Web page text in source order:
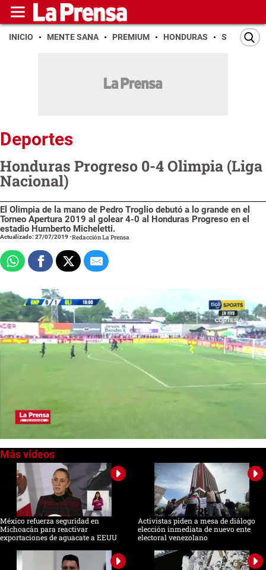
INICIO MENTE SANA PREMIUM HONDURAS SAN PEDRO
Deportes
Honduras Progreso 0-4 Olimpia (Liga
Nacional)
El Olimpia de la mano de Pedro Troglio debutó a lo grande en el
Torneo Apertura 2019 al golear 4-0 al Honduras Progreso en el
estadio Humberto Micheletti.
Actualizado: 27/07/2019-Redacción La Prensa
of
minute,
seconds
México refuerza seguridad en
Michoacán para reactivar
exportaciones de aguacate a EEUU
Activistas piden a mesa de diálogo
elección inmediata de nuevo ente
electoral venezolano